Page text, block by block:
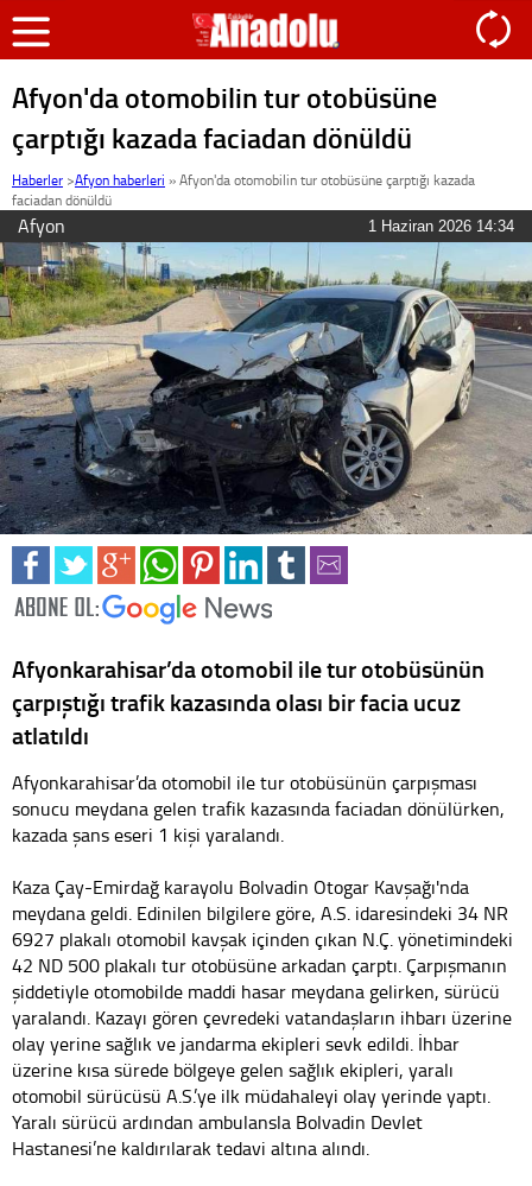
Afyon'da otomobilin tur otobüsüne
çarptığı kazada faciadan dönüldü
Haberler >Afyon haberleri »Afyon'da otomobilin tur otobüsüne çarptığı kazada
faciadan dönüldü
Afyon 1 Haziran 2026 14:34
Afyonkarahisar’da otomobil ile tur otobüsünün
çarpıştığı trafik kazasında olası bir facia ucuz
atlatıldı
Afyonkarahisar’da otomobil ile tur otobüsünün çarpışması
sonucu meydana gelen trafik kazasında faciadan dönülürken,
kazada şans eseri 1 kişi yaralandı.
Kaza Çay-Emirdağ karayolu Bolvadin Otogar Kavşağı'nda
meydana geldi. Edinilen bilgilere göre, A.S. idaresindeki 34 NR
6927 plakalı otomobil kavşak içinden çıkan N.Ç. yönetimindeki
42 ND 500 plakalı tur otobüsüne arkadan çarptı. Çarpışmanın
şiddetiyle otomobilde maddi hasar meydana gelirken, sürücü
yaralandı. Kazayı gören çevredeki vatandaşların ihbarı üzerine
olay yerine sağlık ve jandarma ekipleri sevk edildi. İhbar
üzerine kısa sürede bölgeye gelen sağlık ekipleri, yaralı
otomobil sürücüsü A.S.’ye ilk müdahaleyi olay yerinde yaptı.
Yaralı sürücü ardından ambulansla Bolvadin Devlet
Hastanesi’ne kaldırılarak tedavi altına alındı.